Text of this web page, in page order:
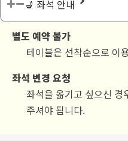
💺 좌석 안내
별도 예약 불가
테이블은 선착순으로 이
좌석 변경 요청
좌석을 옮기고 싶으신 경
주셔야 됩니다.